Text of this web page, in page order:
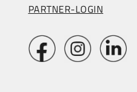
PARTNER-LOGIN